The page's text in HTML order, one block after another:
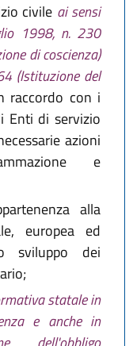
civile ai sensi
1998, n. 230
di coscienza)
(Istituzione del
raccordo con i
Enti di servizio
azioni
e
alla
europea ed
sviluppo dei
statale in
e anche in